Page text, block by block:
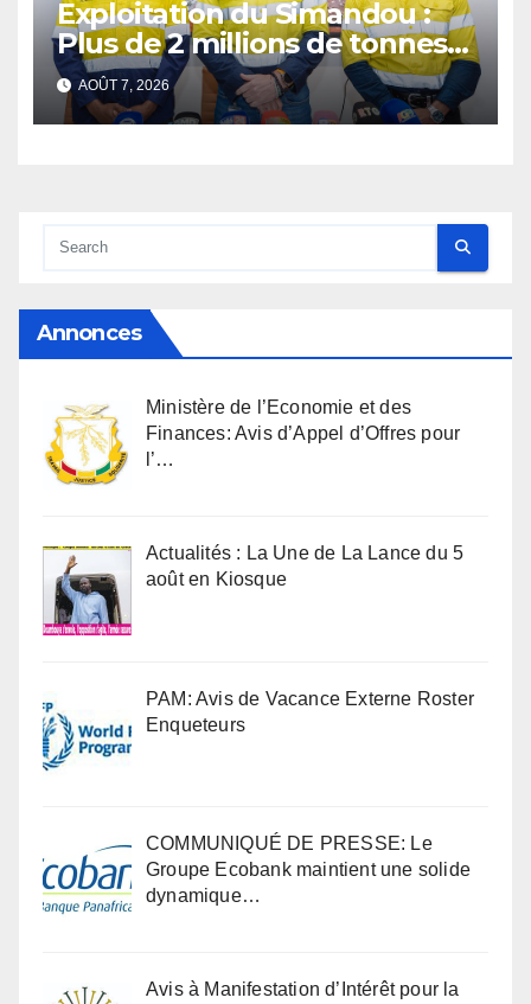
Exploitation du Simandou :
Plus de 2 millions de tonnes
de fer exportées
AOÛT 7, 2026
Annonces
Ministère de l’Economie et des
Finances: Avis d’Appel d’Offres pour
l’…
Actualités : La Une de La Lance du 5
août en Kiosque
PAM: Avis de Vacance Externe Roster
Enqueteurs
COMMUNIQUÉ DE PRESSE: Le
Groupe Ecobank maintient une solide
dynamique…
Avis à Manifestation d’Intérêt pour la